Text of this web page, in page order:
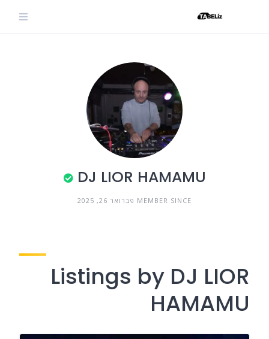
DJ LIOR HAMAMU
MEMBER SINCE פברואר 26, 2025
Listings by DJ LIOR
HAMAMU